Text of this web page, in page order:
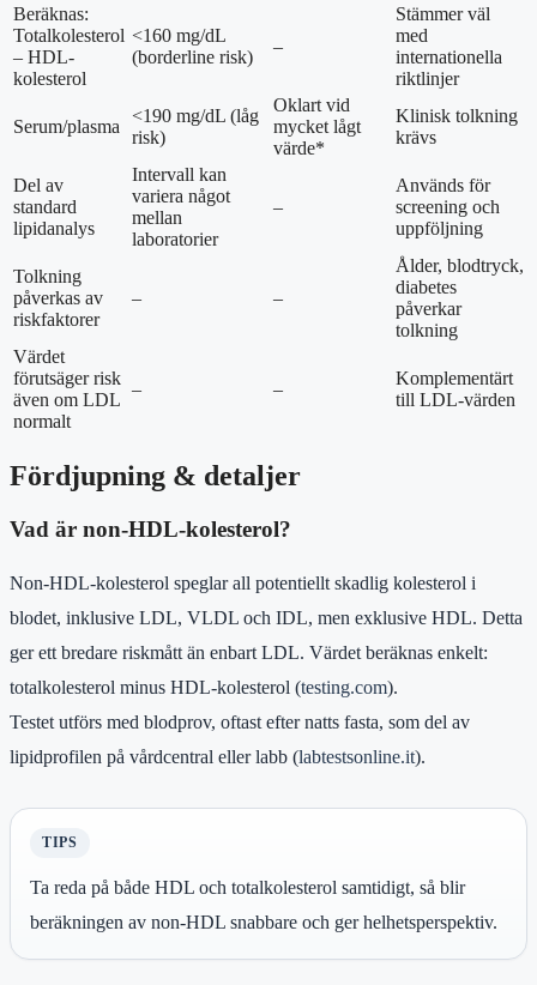
Beräknas:
Totalkolesterol
– HDL-
kolesterol
<160 mg/dL
(borderline risk)
–
Stämmer väl
med
internationella
riktlinjer
Serum/plasma
<190 mg/dL (låg
risk)
Oklart vid
mycket lågt
värde*
Klinisk tolkning
krävs
Del av
standard
lipidanalys
Intervall kan
variera något
mellan
laboratorier
–
Används för
screening och
uppföljning
Tolkning
påverkas av
riskfaktorer
– –
Ålder, blodtryck,
diabetes
påverkar
tolkning
Värdet
förutsäger risk
även om LDL
normalt
– –
Komplementärt
till LDL-värden
Fördjupning & detaljer
Vad är non-HDL-kolesterol?
Non-HDL-kolesterol speglar all potentiellt skadlig kolesterol i
blodet, inklusive LDL, VLDL och IDL, men exklusive HDL. Detta
ger ett bredare riskmått än enbart LDL. Värdet beräknas enkelt:
totalkolesterol minus HDL-kolesterol (testing.com).
Testet utförs med blodprov, oftast efter natts fasta, som del av
lipidprofilen på vårdcentral eller labb (labtestsonline.it).
TIPS
Ta reda på både HDL och totalkolesterol samtidigt, så blir
beräkningen av non-HDL snabbare och ger helhetsperspektiv.